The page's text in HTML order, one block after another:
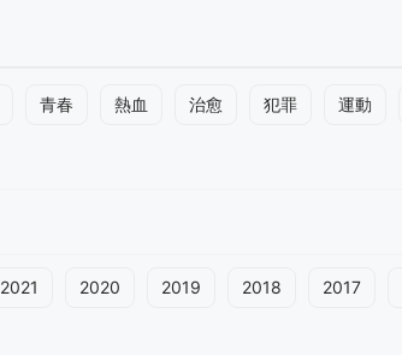
青春 熱血 治愈 犯罪 運動
2021 2020 2019 2018 2017